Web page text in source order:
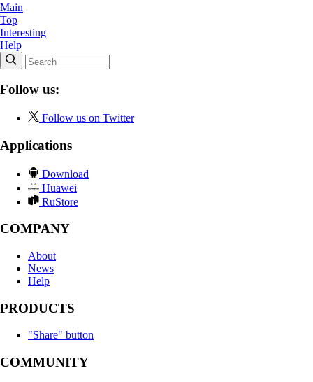
Main
Top
Interesting
Help
Follow us:
Follow us on Twitter
Applications
Download
Huawei
RuStore
COMPANY
About
News
Help
PRODUCTS
"Share" button
COMMUNITY